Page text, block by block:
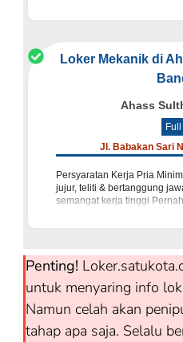
Loker Mekanik di
Ahass
Jl. Babakan Sari
Persyaratan Kerja Pria
jujur, teliti & bertanggung
semangat kerja tinggi
Penting!
untuk menyaring info
Namun celah akan
tahap apa saja. Selalu